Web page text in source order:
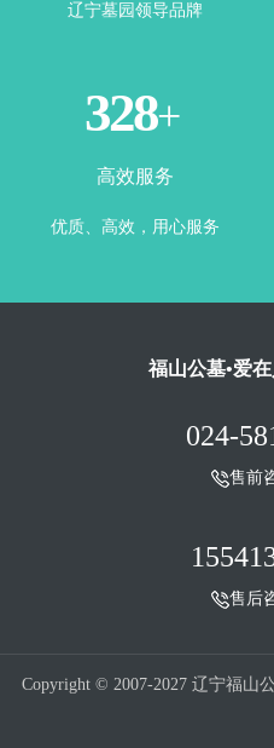
辽宁墓园领导品牌
365+
高效服务
优质、高效，用心服务
福山公墓•爱
024-
售前
售后
Copyright © 2007-2027 辽宁福山